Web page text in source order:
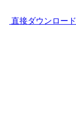
直接ダウンロード